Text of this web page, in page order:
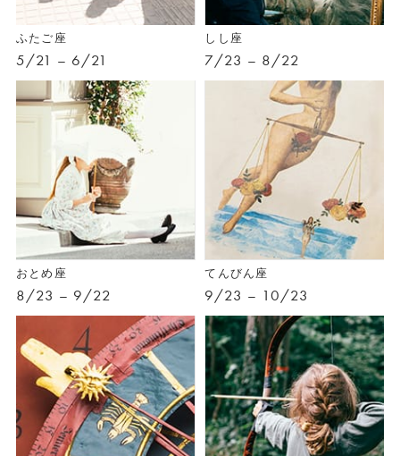
ふたご座
5/21 – 6/21
しし座
7/23 – 8/22
おとめ座
8/23 – 9/22
てんびん座
9/23 – 10/23